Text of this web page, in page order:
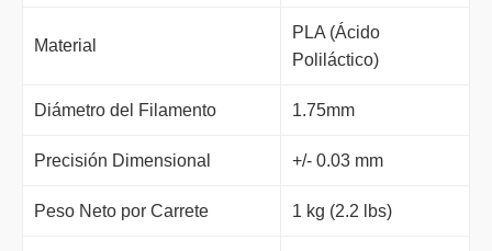
Material
PLA (Ácido
Poliláctico)
Diámetro del Filamento 1.75mm
Precisión Dimensional +/- 0.03 mm
Peso Neto por Carrete 1 kg (2.2 lbs)